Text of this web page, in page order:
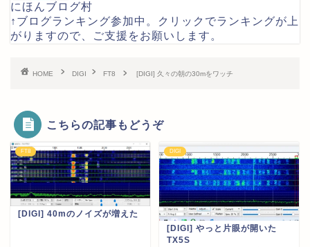
にほんブログ村
↑ブログランキング参加中。クリックでランキングが上
がりますので、ご支援をお願いします。
HOME DIGI FT8 [DIGI] 久々の朝の30mをワッチ
こちらの記事もどうぞ
FT8
[DIGI] 40mのノイズが増えた
DIGI
[DIGI] やっと片眼が開いた
TX5S